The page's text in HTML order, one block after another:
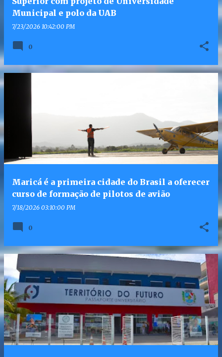
Municipal e polo da UAB
7/23/2026 10:42:00 PM
0
Maricá é a primeira cidade do Brasil a oferecer
curso de formação de pilotos de avião
7/18/2026 03:10:00 PM
0